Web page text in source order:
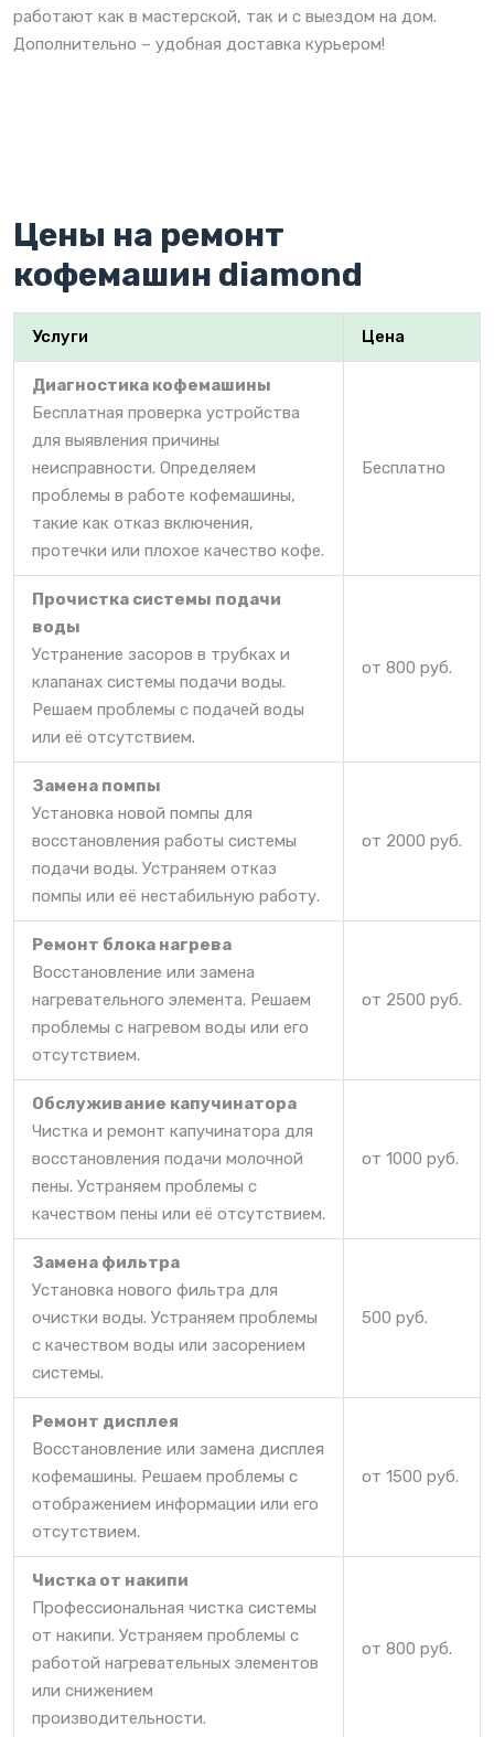
работают как в мастерской, так и с выездом на дом.
Дополнительно – удобная доставка курьером!
Цены на ремонт
кофемашин diamond
Услуги Цена
Диагностика кофемашины
Бесплатная проверка устройства
для выявления причины
неисправности. Определяем
проблемы в работе кофемашины,
такие как отказ включения,
протечки или плохое качество кофе.
Бесплатно
Прочистка системы подачи
воды
Устранение засоров в трубках и
клапанах системы подачи воды.
Решаем проблемы с подачей воды
или её отсутствием.
от 800 руб.
Замена помпы
Установка новой помпы для
восстановления работы системы
подачи воды. Устраняем отказ
помпы или её нестабильную работу.
от 2000 руб.
Ремонт блока нагрева
Восстановление или замена
нагревательного элемента. Решаем
проблемы с нагревом воды или его
отсутствием.
от 2500 руб.
Обслуживание капучинатора
Чистка и ремонт капучинатора для
восстановления подачи молочной
пены. Устраняем проблемы с
качеством пены или её отсутствием.
от 1000 руб.
Замена фильтра
Установка нового фильтра для
очистки воды. Устраняем проблемы
с качеством воды или засорением
системы.
500 руб.
Ремонт дисплея
Восстановление или замена дисплея
кофемашины. Решаем проблемы с
отображением информации или его
отсутствием.
от 1500 руб.
Чистка от накипи
Профессиональная чистка системы
от накипи. Устраняем проблемы с
работой нагревательных элементов
или снижением
производительности.
от 800 руб.